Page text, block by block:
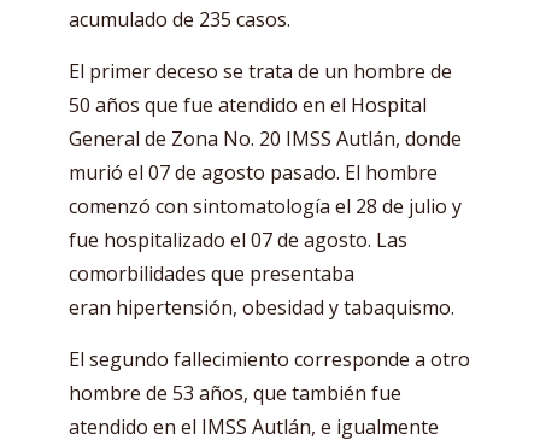
acumulado de 235 casos.
El primer deceso se trata de un hombre de
50 años que fue atendido en el Hospital
General de Zona No. 20 IMSS Autlán, donde
murió el 07 de agosto pasado. El hombre
comenzó con sintomatología el 28 de julio y
fue hospitalizado el 07 de agosto. Las
comorbilidades que presentaba
eran hipertensión, obesidad y tabaquismo.
El segundo fallecimiento corresponde a otro
hombre de 53 años, que también fue
atendido en el IMSS Autlán, e igualmente